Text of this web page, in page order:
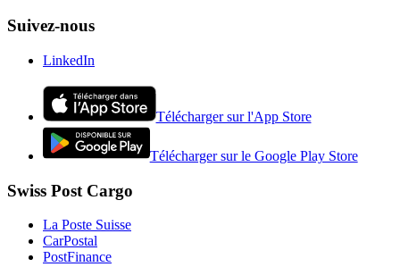
Suivez-nous
LinkedIn
Télécharger sur l'App Store
Télécharger sur le Google Play Store
Swiss Post Cargo
La Poste Suisse
CarPostal
PostFinance